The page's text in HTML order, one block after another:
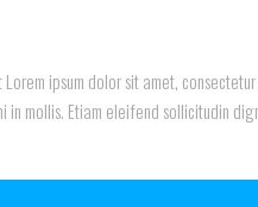
ipsum dolor sit amet,
mollis. Etiam eleifend sollicitudin